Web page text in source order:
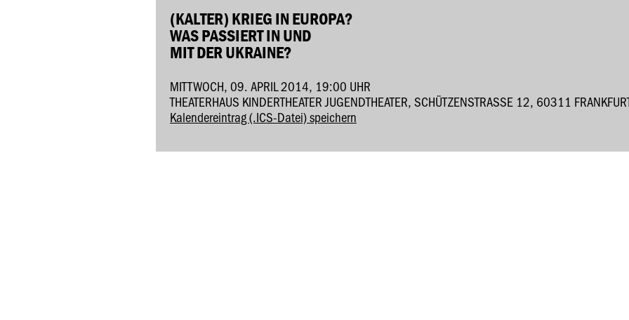
(KALTER) KRIEG IN EUROPA?
WAS PASSIERT IN UND
MIT DER UKRAINE?
MITTWOCH, 09. APRIL 2014, 19:00 UHR
THEATERHAUS KINDERTHEATER JUGENDTHEATER, SCHÜTZENSTRASSE 12, 60311
Kalendereintrag (.ICS-Datei) speichern